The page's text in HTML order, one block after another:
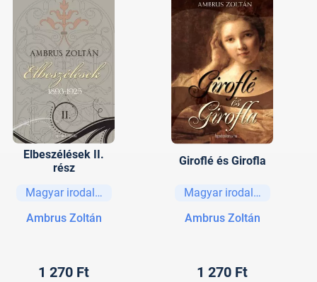
Elbeszélések II.
rész
Magyar irodalom
Ambrus Zoltán
1 270 Ft
Giroflé és Girofla
Magyar irodalom
Ambrus Zoltán
1 270 Ft